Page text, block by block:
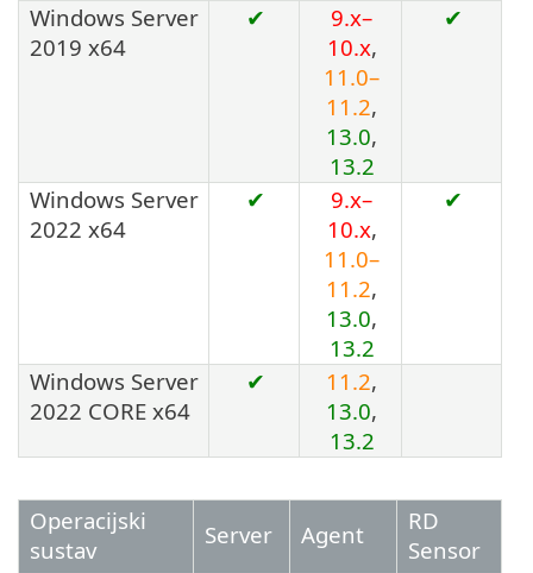
Windows Server
2019 x64
✔
9.x–
10.x,
11.0–
11.2,
13.0,
13.2
✔
Windows Server
2022 x64
✔
9.x–
10.x,
11.0–
11.2,
13.0,
13.2
✔
Windows Server
2022 CORE x64
✔ 11.2,
13.0,
13.2
Operacijski
sustav
Server Agent
RD
Sensor